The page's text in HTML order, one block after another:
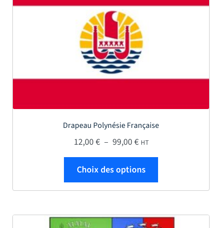
Drapeau Polynésie Française
12,00€ – 99,00€Plage de prix : 12,00 €
HT
Choix des options